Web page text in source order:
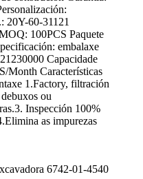
20Y-60-31121
100PCS Paquete
embalaxe
Capacidade
Month Características
1.Factory, filtración
ou
Inspección 100%
as impurezas